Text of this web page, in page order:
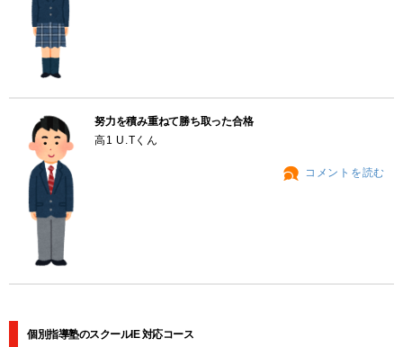
努力を積み重ねて勝ち取った合格
高1 U.Tくん
コメントを読む
個別指導塾のスクールIE 対応コース